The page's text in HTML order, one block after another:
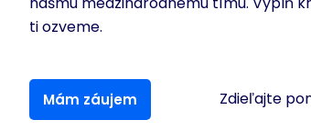
ti ozveme.
Mám záujem Zdieľajte